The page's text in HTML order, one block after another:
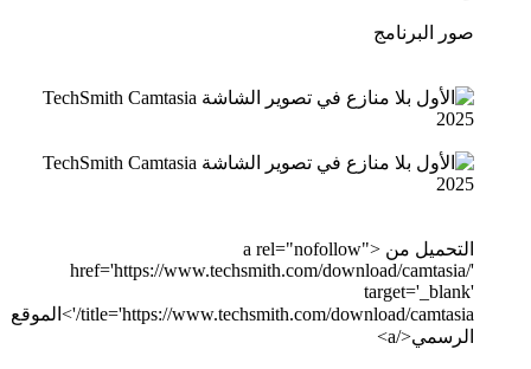
صور البرنامج
التحميل من <a rel="nofollow"
href='https://www.techsmith.com/download/camtasia/'
target='_blank'
title='https://www.techsmith.com/download/camtasia/'>الموقع
الرسمي</a>